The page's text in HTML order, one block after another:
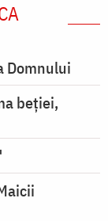
Domnului
beției,